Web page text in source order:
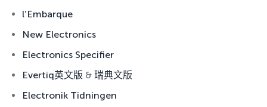
l’Embarque
New Electronics
Electronics Specifier
Evertiq英文版 & 瑞典文版
Electronik Tidningen